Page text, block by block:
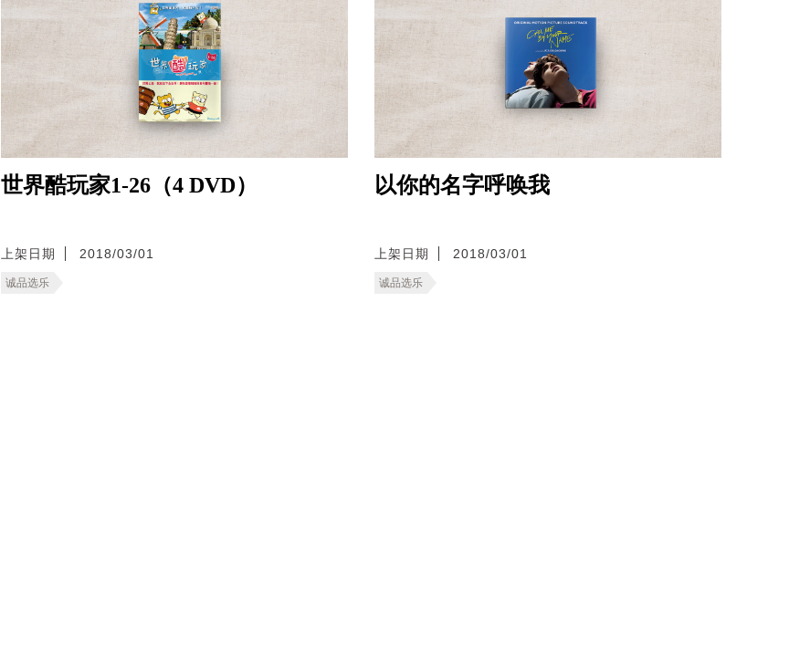
世界酷玩家1-26（4 DVD）
上架日期 2018/03/01
诚品选乐
以你的名字呼唤我
上架日期 2018/03/01
诚品选乐